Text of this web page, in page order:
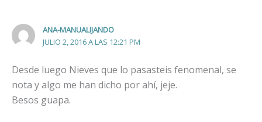
ANA-MANUALIJANDO
JULIO 2, 2016 A LAS 12:21 PM
Desde luego Nieves que lo pasasteis fenomenal, se
nota y algo me han dicho por ahí, jeje.
Besos guapa.